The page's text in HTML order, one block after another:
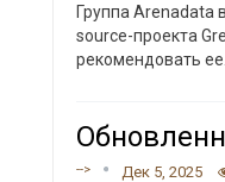
Группа
source-проекта
рекомендовать ее
--> Дек 5, 2025